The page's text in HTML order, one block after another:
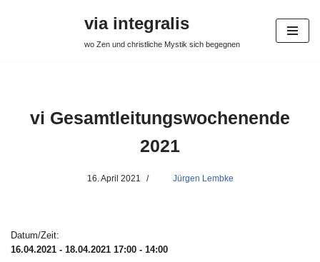
via integralis
wo Zen und christliche Mystik sich begegnen
vi Gesamtleitungswochenende
2021
16. April 2021 Jürgen Lembke
Datum/Zeit:
16.04.2021 - 18.04.2021 17:00 - 14:00